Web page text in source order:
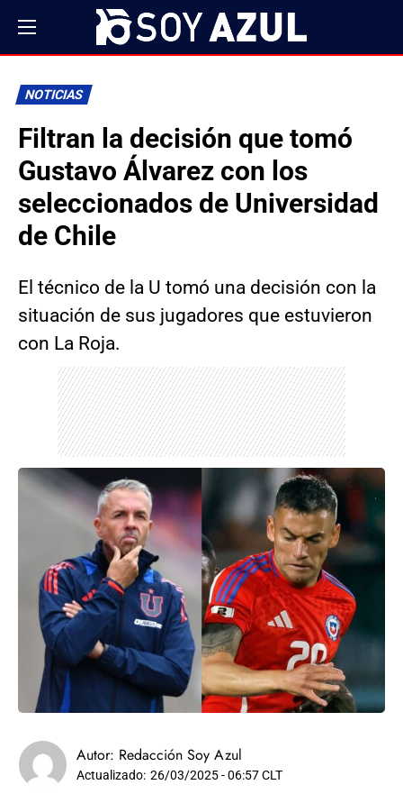
NOTICIAS
Filtran la decisión que tomó
Gustavo Álvarez con los
seleccionados de Universidad
de Chile
El técnico de la U tomó una decisión con la
situación de sus jugadores que estuvieron
con La Roja.
Autor: Redacción Soy Azul
Actualizado: 26/03/2025 - 06:57 CLT